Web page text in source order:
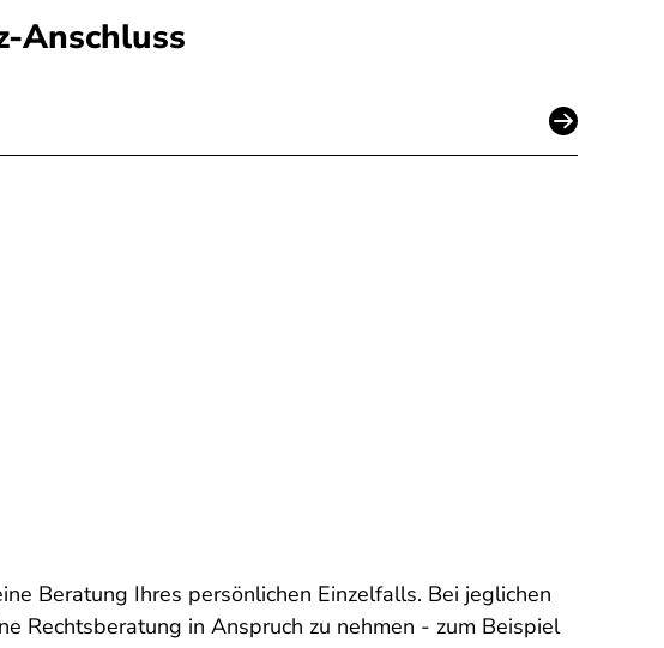
Anschluss
Beratung Ihres persönlichen Einzelfalls. Bei jeglichen
Rechtsberatung in Anspruch zu nehmen - zum Beispiel